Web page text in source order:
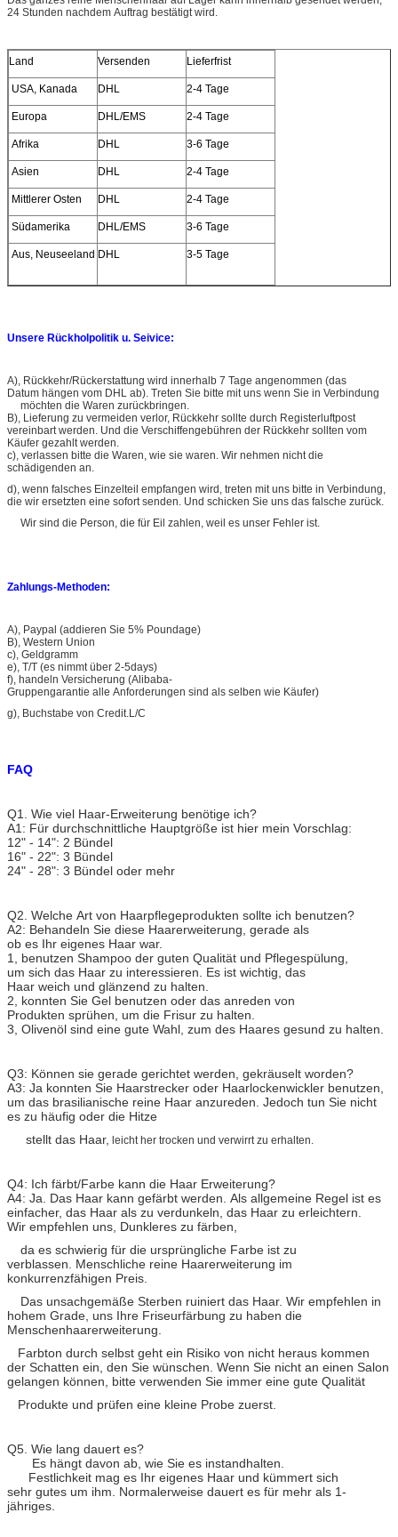
24 Stunden nachdem Auftrag bestätigt wird.
Land Versenden Lieferfrist
USA, Kanada DHL 2-4 Tage
Europa DHL/EMS 2-4 Tage
Afrika DHL 3-6 Tage
Asien DHL 2-4 Tage
Mittlerer Osten DHL 2-4 Tage
Südamerika DHL/EMS 3-6 Tage
Aus, Neuseeland DHL 3-5 Tage
Unsere Rückholpolitik u. Seivice:
A), Rückkehr/Rückerstattung wird innerhalb 7 Tage angenommen (das
Datum hängen vom DHL ab). Treten Sie bitte mit uns wenn Sie in Verbindung
möchten die Waren zurückbringen.
B), Lieferung zu vermeiden verlor, Rückkehr sollte durch Registerluftpost
vereinbart werden. Und die Verschiffengebühren der Rückkehr sollten vom
Käufer gezahlt werden.
c), verlassen bitte die Waren, wie sie waren. Wir nehmen nicht die
schädigenden an.
d), wenn falsches Einzelteil empfangen wird, treten mit uns bitte in Verbindung,
die wir ersetzten eine sofort senden. Und schicken Sie uns das falsche zurück.
Wir sind die Person, die für Eil zahlen, weil es unser Fehler ist.
Zahlungs-Methoden:
A), Paypal (addieren Sie 5% Poundage)
B), Western Union
c), Geldgramm
e), T/T (es nimmt über 2-5days)
f), handeln Versicherung (Alibaba-
Gruppengarantie alle Anforderungen sind als selben wie Käufer)
g), Buchstabe von Credit.L/C
FAQ
Q1. Wie viel Haar-Erweiterung benötige ich?
A1: Für durchschnittliche Hauptgröße ist hier mein Vorschlag:
12" - 14": 2 Bündel
16" - 22": 3 Bündel
24" - 28": 3 Bündel oder mehr
Q2. Welche Art von Haarpflegeprodukten sollte ich benutzen?
A2: Behandeln Sie diese Haarerweiterung, gerade als
ob es Ihr eigenes Haar war.
1, benutzen Shampoo der guten Qualität und Pflegespülung,
um sich das Haar zu interessieren. Es ist wichtig, das
Haar weich und glänzend zu halten.
2, konnten Sie Gel benutzen oder das anreden von
Produkten sprühen, um die Frisur zu halten.
3, Olivenöl sind eine gute Wahl, zum des Haares gesund zu halten.
Q3: Können sie gerade gerichtet werden, gekräuselt worden?
A3: Ja konnten Sie Haarstrecker oder Haarlockenwickler benutzen,
um das brasilianische reine Haar anzureden. Jedoch tun Sie nicht
es zu häufig oder die Hitze
stellt das Haar, leicht her trocken und verwirrt zu erhalten.
Q4: Ich färbt/Farbe kann die Haar Erweiterung?
A4: Ja. Das Haar kann gefärbt werden. Als allgemeine Regel ist es
einfacher, das Haar als zu verdunkeln, das Haar zu erleichtern.
Wir empfehlen uns, Dunkleres zu färben,
da es schwierig für die ursprüngliche Farbe ist zu
verblassen. Menschliche reine Haarerweiterung im
konkurrenzfähigen Preis.
Das unsachgemäße Sterben ruiniert das Haar. Wir empfehlen in
hohem Grade, uns Ihre Friseurfärbung zu haben die
Menschenhaarerweiterung.
Farbton durch selbst geht ein Risiko von nicht heraus kommen
der Schatten ein, den Sie wünschen. Wenn Sie nicht an einen Salon
gelangen können, bitte verwenden Sie immer eine gute Qualität
Produkte und prüfen eine kleine Probe zuerst.
Q5. Wie lang dauert es?
Es hängt davon ab, wie Sie es instandhalten.
Festlichkeit mag es Ihr eigenes Haar und kümmert sich
sehr gutes um ihm. Normalerweise dauert es für mehr als 1-
jähriges.